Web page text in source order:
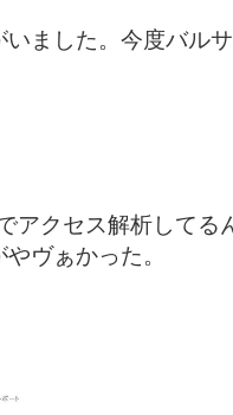
いました。今度バル
アクセス解析してる
ヴぁかった。